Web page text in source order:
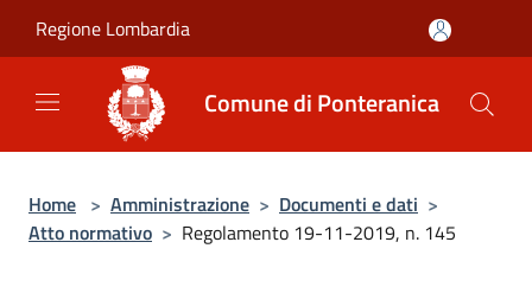
Regione Lombardia
Comune di Ponteranica
Home > Amministrazione > Documenti e dati >
Atto normativo > Regolamento 19-11-2019, n. 145